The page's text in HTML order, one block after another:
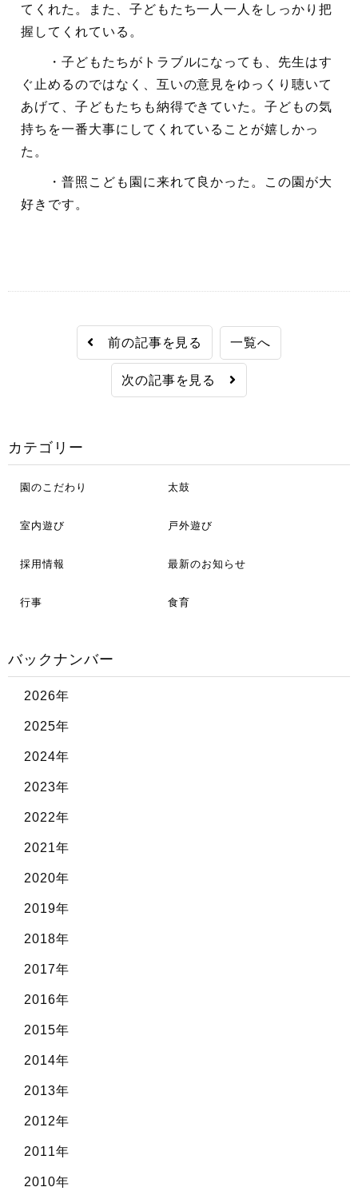
てくれた。また、子どもたち一人一人をしっかり把
握してくれている。
・子どもたちがトラブルになっても、先生はす
ぐ止めるのではなく、互いの意見をゆっくり聴いて
あげて、子どもたちも納得できていた。子どもの気
持ちを一番大事にしてくれていることが嬉しかっ
た。
・普照こども園に来れて良かった。この園が大
好きです。
前の記事を見る 一覧へ
次の記事を見る
カテゴリー
園のこだわり 太鼓
室内遊び 戸外遊び
採用情報 最新のお知らせ
行事 食育
バックナンバー
2026年
2025年
2024年
2023年
2022年
2021年
2020年
2019年
2018年
2017年
2016年
2015年
2014年
2013年
2012年
2011年
2010年